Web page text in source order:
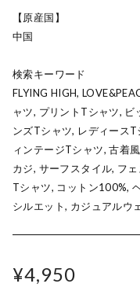
【原産国】
中国
検索キーワード
FLYING HIGH,
ャツ, プリントTシャツ,
ンズTシャツ, レディース
ィンテージTシャツ, 古着
カジ, サーフスタイル, フ
Tシャツ, コットン100%,
シルエット, カジュアルウ
¥4,950